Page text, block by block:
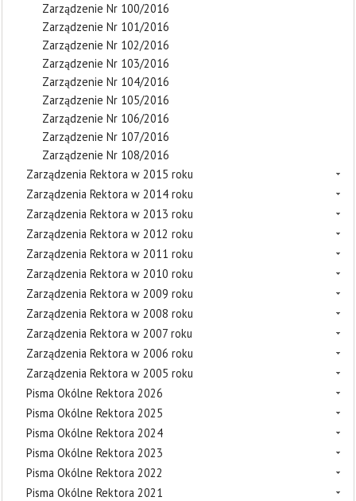
Zarządzenie Nr 100/2016
Zarządzenie Nr 101/2016
Zarządzenie Nr 102/2016
Zarządzenie Nr 103/2016
Zarządzenie Nr 104/2016
Zarządzenie Nr 105/2016
Zarządzenie Nr 106/2016
Zarządzenie Nr 107/2016
Zarządzenie Nr 108/2016
Zarządzenia Rektora w 2015 roku
Zarządzenia Rektora w 2014 roku
Zarządzenia Rektora w 2013 roku
Zarządzenia Rektora w 2012 roku
Zarządzenia Rektora w 2011 roku
Zarządzenia Rektora w 2010 roku
Zarządzenia Rektora w 2009 roku
Zarządzenia Rektora w 2008 roku
Zarządzenia Rektora w 2007 roku
Zarządzenia Rektora w 2006 roku
Zarządzenia Rektora w 2005 roku
Pisma Okólne Rektora 2026
Pisma Okólne Rektora 2025
Pisma Okólne Rektora 2024
Pisma Okólne Rektora 2023
Pisma Okólne Rektora 2022
Pisma Okólne Rektora 2021